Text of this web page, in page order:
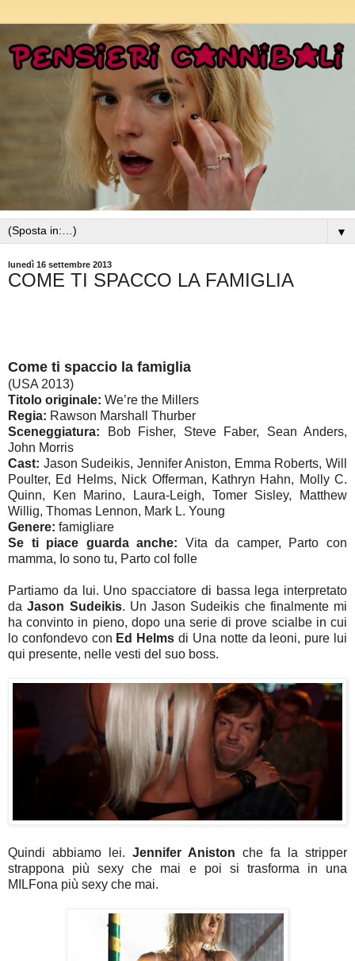
▼
lunedì 16 settembre 2013
COME TI SPACCO LA FAMIGLIA
Come ti spaccio la famiglia
(USA 2013)
Titolo originale: We’re the Millers
Regia: Rawson Marshall Thurber
Sceneggiatura:
Bob Fisher, Steve Faber, Sean Anders,
John Morris
Cast: Jason Sudeikis, Jennifer Aniston, Emma Roberts, Will
Poulter, Ed Helms, Nick Offerman, Kathryn Hahn, Molly C.
Quinn, Ken Marino, Laura-Leigh, Tomer Sisley, Matthew
Willig, Thomas Lennon, Mark L. Young
Genere: famigliare
Se ti piace guarda anche: Vita da camper, Parto con
mamma, Io sono tu, Parto col folle
Partiamo da lui. Uno spacciatore di bassa lega interpretato
daJason Sudeikis. Un Jason Sudeikis che finalmente mi
ha convinto in pieno, dopo una serie di prove scialbe in cui
lo confondevo con Ed Helms di Una notte da leoni, pure lui
qui presente, nelle vesti del suo boss.
Quindi abbiamo lei. Jennifer Aniston che fa la stripper
strappona più sexy che mai e poi si trasforma in una
MILFona più sexy che mai.